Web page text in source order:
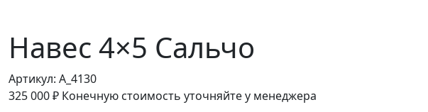
Навес 4×5 Сальчо
Артикул: A_4130
325 000₽ Конечную стоимость уточняйте у менеджера